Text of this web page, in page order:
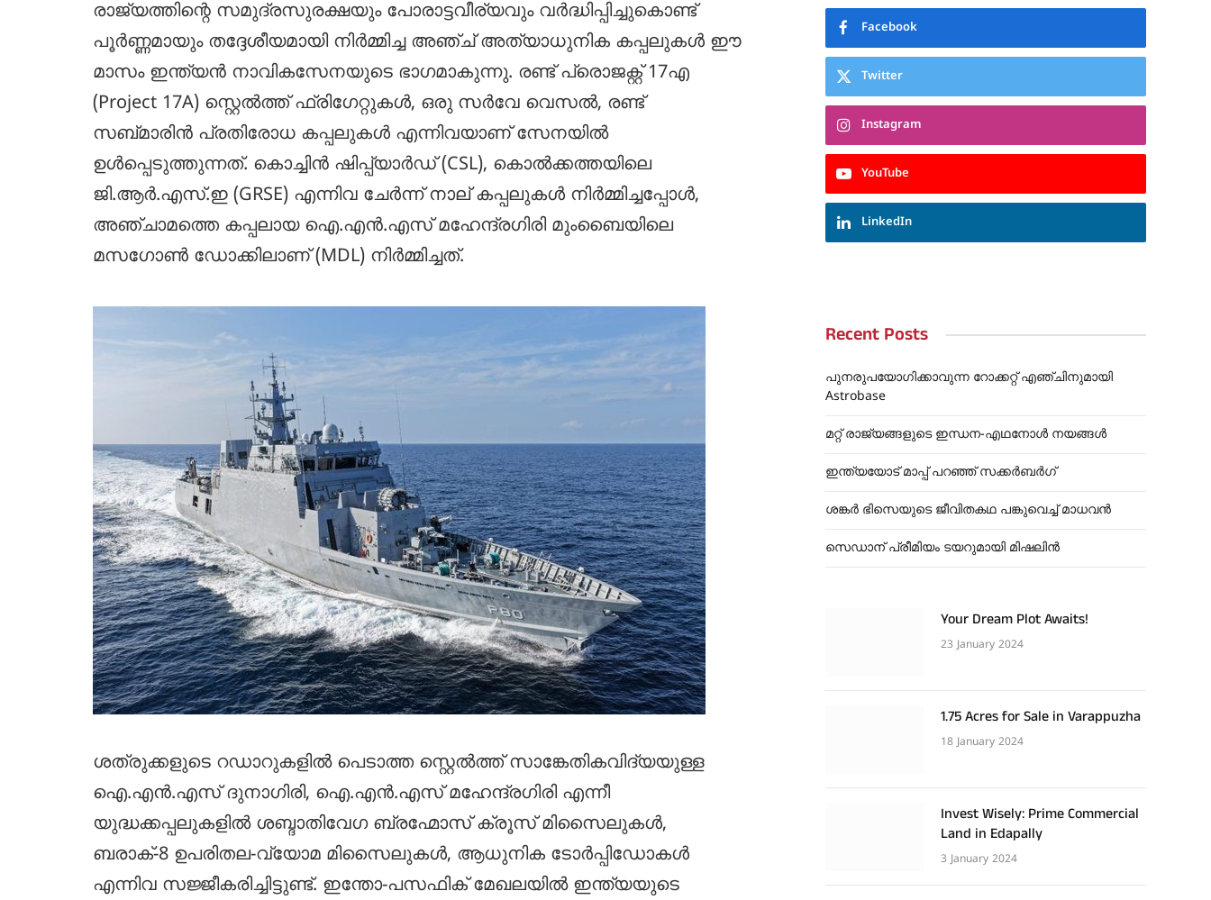
രാജ്യത്തിന്റെ സമുദ്രസുരക്ഷയും പോരാട്ടവീര്യവും വർദ്ധിപ്പിച്ചുകൊണ്ട്
പൂർണ്ണമായും തദ്ദേശീയമായി നിർമ്മിച്ച അഞ്ച് അത്യാധുനിക കപ്പലുകൾ ഈ
മാസം ഇന്ത്യൻ നാവികസേനയുടെ ഭാഗമാകുന്നു. രണ്ട് പ്രൊജക്റ്റ് 17എ
(Project 17A) സ്റ്റെൽത്ത് ഫ്രിഗേറ്റുകൾ, ഒരു സർവേ വെസൽ, രണ്ട്
സബ്‌മാരിൻ പ്രതിരോധ കപ്പലുകൾ എന്നിവയാണ് സേനയിൽ
ഉൾപ്പെടുത്തുന്നത്. കൊച്ചിൻ ഷിപ്പ്‌യാർഡ് (CSL), കൊൽക്കത്തയിലെ
ജി.ആർ.എസ്.ഇ (GRSE) എന്നിവ ചേർന്ന് നാല് കപ്പലുകൾ നിർമ്മിച്ചപ്പോൾ,
അഞ്ചാമത്തെ കപ്പലായ ഐ.എൻ.എസ് മഹേന്ദ്രഗിരി മുംബൈയിലെ
മസഗോൺ ഡോക്കിലാണ് (MDL) നിർമ്മിച്ചത്.
ശത്രുക്കളുടെ റഡാറുകളിൽ പെടാത്ത സ്റ്റെൽത്ത് സാങ്കേതികവിദ്യയുള്ള
ഐ.എൻ.എസ് ദുനാഗിരി, ഐ.എൻ.എസ് മഹേന്ദ്രഗിരി എന്നീ
യുദ്ധക്കപ്പലുകളിൽ ശബ്ദാതിവേഗ ബ്രഹ്മോസ് ക്രൂസ് മിസൈലുകൾ,
ബരാക്-8 ഉപരിതല-വ്യോമ മിസൈലുകൾ, ആധുനിക ടോർപ്പിഡോകൾ
എന്നിവ സജ്ജീകരിച്ചിട്ടുണ്ട്. ഇന്തോ-പസഫിക് മേഖലയിൽ ഇന്ത്യയുടെ
Facebook
Twitter
Instagram
YouTube
LinkedIn
Recent Posts
പുനരുപയോഗിക്കാവുന്ന റോക്കറ്റ് എഞ്ചിനുമായി
Astrobase
മറ്റ് രാജ്യങ്ങളുടെ ഇന്ധന-എഥനോൾ നയങ്ങൾ
ഇന്ത്യയോട് മാപ്പ് പറഞ്ഞ് സക്കർബർഗ്
ശങ്കർ ഭിസെയുടെ ജീവിതകഥ പങ്കുവെച്ച് മാധവൻ
സെഡാന് പ്രീമിയം ടയറുമായി മിഷലിൻ
Your Dream Plot Awaits!
23 January 2024
1.75 Acres for Sale in Varappuzha
18 January 2024
Invest Wisely: Prime Commercial
Land in Edapally
3 January 2024